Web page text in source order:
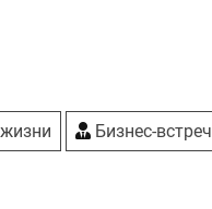
Бизнес-встреч